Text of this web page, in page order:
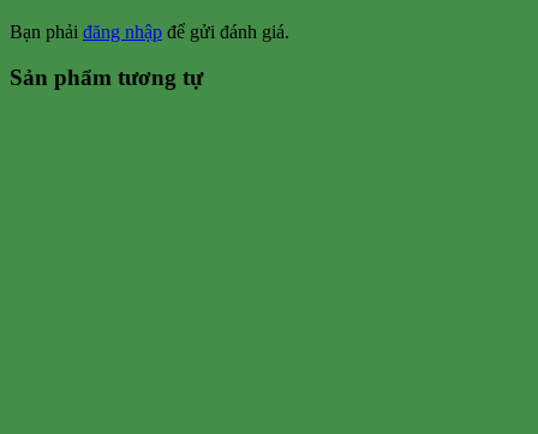
Bạn phải đăng nhập để gửi đánh giá.
Sản phẩm tương tự